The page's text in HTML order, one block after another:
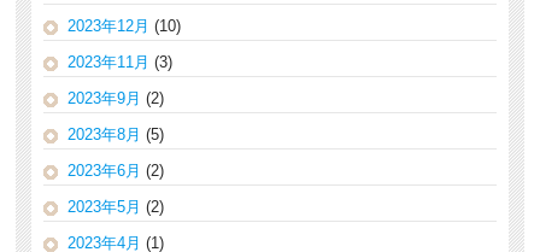
2023年12月 (10)
2023年11月 (3)
2023年9月 (2)
2023年8月 (5)
2023年6月 (2)
2023年5月 (2)
2023年4月 (1)